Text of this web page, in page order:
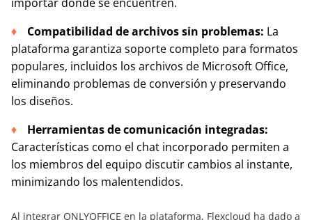
importar dónde se encuentren.
Compatibilidad de archivos sin problemas: La
plataforma garantiza soporte completo para formatos
populares, incluidos los archivos de Microsoft Office,
eliminando problemas de conversión y preservando
los diseños.
Herramientas de comunicación integradas:
Características como el chat incorporado permiten a
los miembros del equipo discutir cambios al instante,
minimizando los malentendidos.
Al integrar ONLYOFFICE en la plataforma, Flexcloud ha dado a